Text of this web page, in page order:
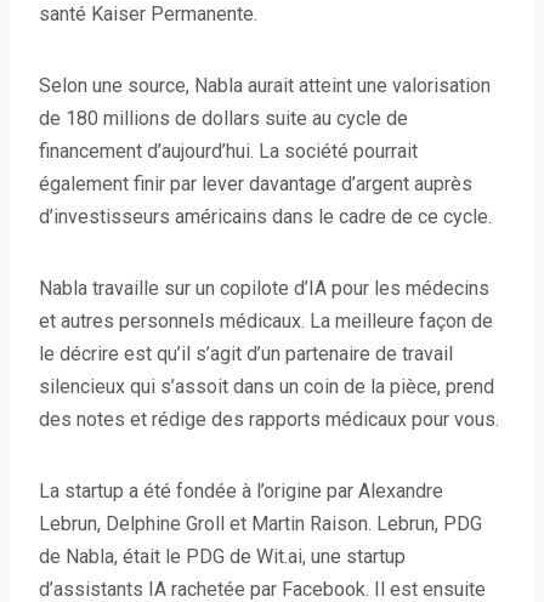
santé Kaiser Permanente.
Selon une source, Nabla aurait atteint une valorisation
de 180 millions de dollars suite au cycle de
financement d’aujourd’hui. La société pourrait
également finir par lever davantage d’argent auprès
d’investisseurs américains dans le cadre de ce cycle.
Nabla travaille sur un copilote d’IA pour les médecins
et autres personnels médicaux. La meilleure façon de
le décrire est qu’il s’agit d’un partenaire de travail
silencieux qui s’assoit dans un coin de la pièce, prend
des notes et rédige des rapports médicaux pour vous.
La startup a été fondée à l’origine par Alexandre
Lebrun, Delphine Groll et Martin Raison. Lebrun, PDG
de Nabla, était le PDG de Wit.ai, une startup
d’assistants IA rachetée par Facebook. Il est ensuite